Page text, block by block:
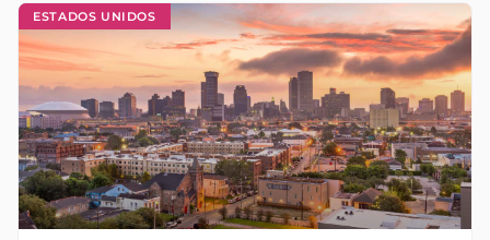
ESTADOS UNIDOS